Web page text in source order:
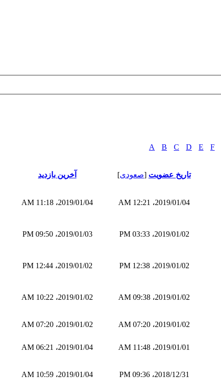
A
B C D E F
تاریخ عضویت [صعودی] آخرین بازدید
2019/01/04، 12:21 AM 2019/01/04، 11:18 AM
2019/01/02، 03:33 PM 2019/01/03، 09:50 PM
2019/01/02، 12:38 PM 2019/01/02، 12:44 PM
2019/01/02، 09:38 AM 2019/01/02، 10:22 AM
2019/01/02، 07:20 AM 2019/01/02، 07:20 AM
2019/01/01، 11:48 AM 2019/01/04، 06:21 AM
2018/12/31، 09:36 PM 2019/01/04، 10:59 AM